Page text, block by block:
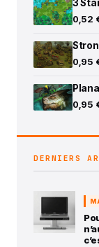
3
0,52
0,95
0,95
DERNIERS